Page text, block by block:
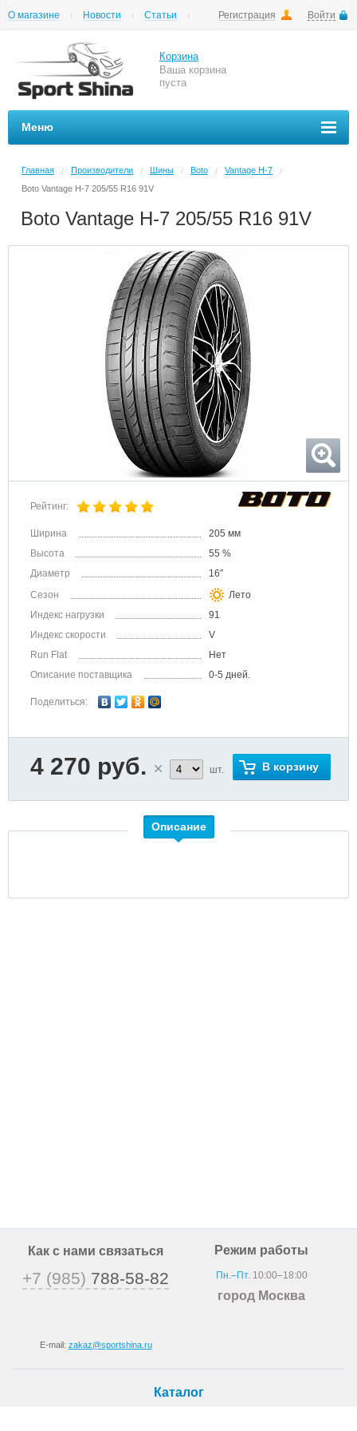
Регистрация Войти
О магазине Новости
Статьи
Корзина
Ваша корзина
пуста
Меню
Главная / Производители / Шины / Boto / Vantage H-7
/
Boto Vantage H-7 205/55 R16 91V
Boto Vantage H-7 205/55 R16 91V
Рейтинг:
Ширина
205 мм
Высота
55 %
Диаметр
16″
Сезон
Лето
Индекс нагрузки
91
Индекс скорости
V
Run Flat
Нет
Описание поставщика
0-5 дней.
Поделиться:
4 270 руб. шт. В корзину
Описание
Как с нами связаться
+7 (985) 788-58-82
E-mail: zakaz@sportshina.ru
Режим работы
Пн.–Пт.10:00–18:00
город Москва
Каталог